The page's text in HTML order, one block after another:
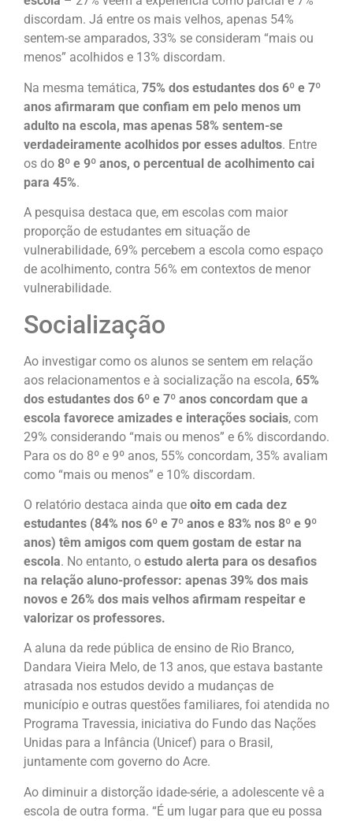
discordam. Já entre os mais velhos, apenas 54%
sentem-se amparados, 33% se consideram “mais ou
menos” acolhidos e 13% discordam.
Na mesma temática, 75% dos estudantes dos 6º e 7º
anos afirmaram que confiam em pelo menos um
adulto na escola, mas apenas 58% sentem-se
verdadeiramente acolhidos por esses adultos. Entre
os do 8º e 9º anos, o percentual de acolhimento cai
para 45%.
A pesquisa destaca que, em escolas com maior
proporção de estudantes em situação de
vulnerabilidade, 69% percebem a escola como espaço
de acolhimento, contra 56% em contextos de menor
vulnerabilidade.
Socialização
Ao investigar como os alunos se sentem em relação
aos relacionamentos e à socialização na escola, 65%
dos estudantes dos 6º e 7º anos concordam que a
escola favorece amizades e interações sociais, com
29% considerando “mais ou menos” e 6% discordando.
Para os do 8º e 9º anos, 55% concordam, 35% avaliam
como “mais ou menos” e 10% discordam.
O relatório destaca ainda que oito em cada dez
estudantes (84% nos 6º e 7º anos e 83% nos 8º e 9º
anos) têm amigos com quem gostam de estar na
escola. No entanto, o estudo alerta para os desafios
na relação aluno-professor: apenas 39% dos mais
novos e 26% dos mais velhos afirmam respeitar e
valorizar os professores.
A aluna da rede pública de ensino de Rio Branco,
Dandara Vieira Melo, de 13 anos, que estava bastante
atrasada nos estudos devido a mudanças de
município e outras questões familiares, foi atendida no
Programa Travessia, iniciativa do Fundo das Nações
Unidas para a Infância (Unicef) para o Brasil,
juntamente com governo do Acre.
Ao diminuir a distorção idade-série, a adolescente vê a
escola de outra forma. “É um lugar para que eu possa